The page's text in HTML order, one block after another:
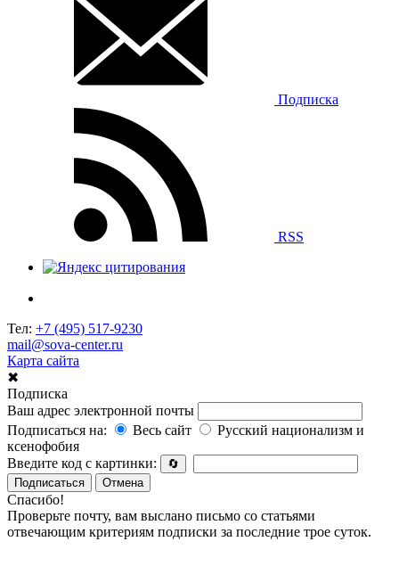
Подписка
RSS
Тел: +7 (495) 517-9230
mail@sova-center.ru
Карта сайта
✖
Подписка
Ваш адрес электронной почты
Подписаться на:
Весь сайт
Русский национализм и
ксенофобия
Введите код с картинки:
🔄
Подписаться
Отмена
Спасибо!
Проверьте почту, вам выслано письмо со статьями
отвечающим критериям подписки за последние трое суток.